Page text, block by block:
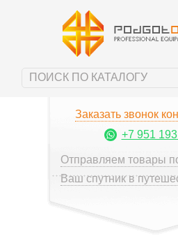
Заказать звонок
+7 951
Отправляем товары
Ваш спутник в